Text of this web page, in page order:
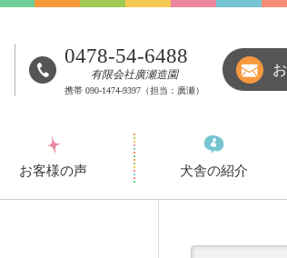
0478-54-6488
有限会社廣瀬造園
携帯 090-1474-9397 （担当：廣瀬）
お客様の声 犬舎の紹介